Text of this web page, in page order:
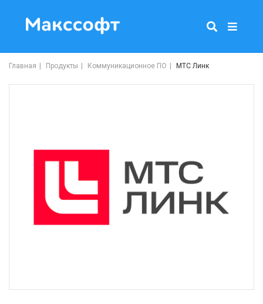
Главная Продукты Коммуникационное ПО МТС Линк